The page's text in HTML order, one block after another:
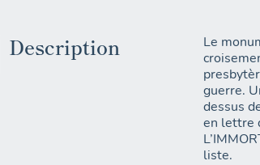
Description
Le
guerre.
dessus
en lettre
liste.